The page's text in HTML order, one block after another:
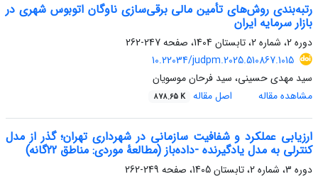
رتبه‌بندی روش‌های تأمین مالی برقی‌سازی ناوگان اتوبوس شهری در
بازار سرمایه ایران
دوره 2، شماره 2، تابستان 1404، صفحه
247-262
10.22034/judpm.2025.510867.1015
سید مهدی حسینی، سید فرحان موسویان
مشاهده مقاله
اصل مقاله 878.65 K
ارزیابی عملکرد و شفافیت سازمانی در شهرداری تهران؛ گذر از مدل
کنترلی به مدل یادگیرنده -داده‌باز (مطالعۀ موردی: مناطق 22گانه)
دوره 3، شماره 2، تابستان 1405، صفحه
249-262